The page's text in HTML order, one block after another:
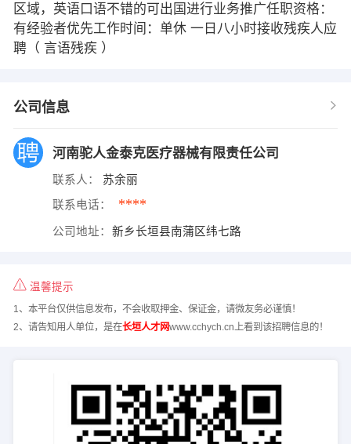
区域，英语口语不错的可出国进行业务推广任职资格：
有经验者优先工作时间：单休 一日八小时接收残疾人应
聘（ 言语残疾 ）
公司信息
河南驼人金泰克医疗器械有限责任公司
联系人： 苏余丽
联系电话： ****
公司地址： 新乡长垣县南蒲区纬七路
温馨提示
1、本平台仅供信息发布，不会收取押金、保证金，请微友务必谨慎！
2、请告知用人单位，是在长垣人才网www.cchych.cn上看到该招聘信息的！